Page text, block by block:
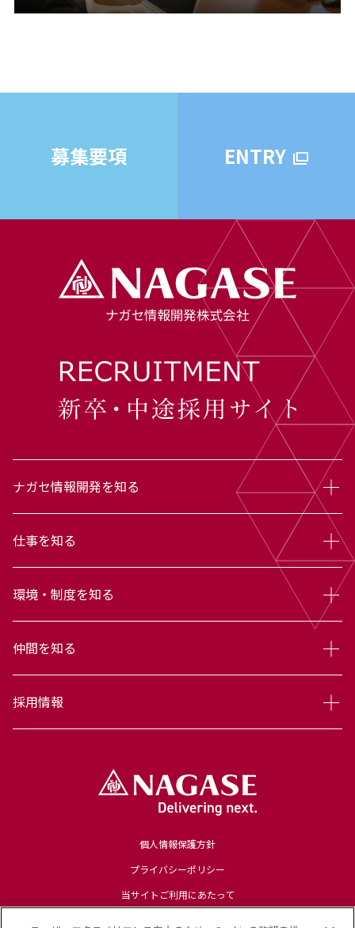
募集要項 ENTRY
ナガセ情報開発を知る
仕事を知る
環境・制度を知る
仲間を知る
採用情報
個人情報保護方針
プライバシーポリシー
当サイトご利用にあたって